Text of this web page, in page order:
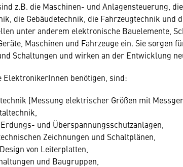
z.B. die Maschinen- und Anlagensteuerung,
die Gebäudetechnik, die Fahrzeugtechnik und
unter anderem elektronische Bauelemente,
Maschinen und Fahrzeuge ein. Sie sorgen
Schaltungen und wirken an der Entwicklung
ElektronikerInnen benötigen, sind:
(Messung elektrischer Größen mit
und Überspannungsschutzanlagen,
Zeichnungen und Schaltplänen,
von Leiterplatten,
und Baugruppen,